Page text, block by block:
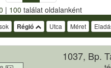
| 100 találat oldalanként
Régió Utca Méret
1037, Bp.